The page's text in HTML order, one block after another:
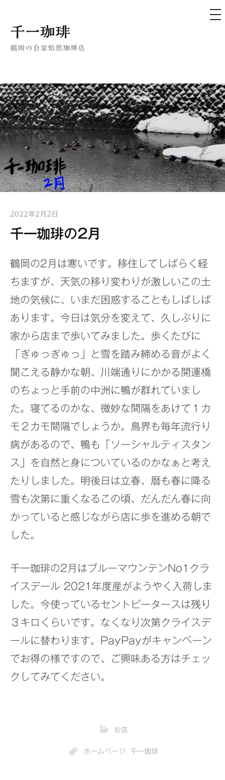
コ
ン
ツ
へ
ス
キ
ッ
プ
千一珈琲
鶴岡の自家焙煎珈琲店
メ
ニ
2022年2月2日
千一珈琲の2月
鶴岡の2月は寒いです。移住してしばらく経
ちますが、天気の移り変わりが激しいこの土
地の気候に、いまだ困惑することもしばしば
あります。今日は気分を変えて、久しぶりに
家から店まで歩いてみました。歩くたびに
「ぎゅっぎゅっ」と雪を踏み締める音がよく
聞こえる静かな朝、川端通りにかかる開運橋
のちょっと手前の中洲に鴨が群れていまし
た。寝てるのかな、微妙な間隔をあけて１カ
モ２カモ間隔でしょうか。鳥界も毎年流行り
病があるので、鴨も「ソーシャルティスタン
ス」を自然と身についているのかなぁと考え
たりしました。明後日は立春、暦も春に降る
雪も次第に重くなるこの頃、だんだん春に向
かっていると感じながら店に歩を進める朝で
した。
千一珈琲の2月はブルーマウンテンNo1クラ
イスデール 2021年度産がようやく入荷しま
した。今使っているセントピータースは残り
３キロくらいです。なくなり次第クライスデ
ールに替わります。PayPayがキャンペーン
でお得の様ですので、ご興味ある方はチェッ
クしてみてください。
お店
ホームページ 千一珈琲